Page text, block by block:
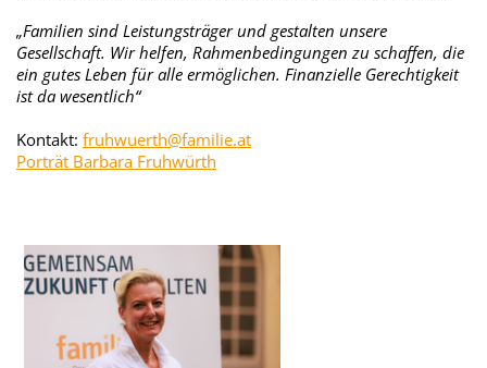
„Familien sind Leistungsträger und gestalten unsere
Gesellschaft. Wir helfen, Rahmenbedingungen zu schaffen, die
ein gutes Leben für alle ermöglichen. Finanzielle Gerechtigkeit
ist da wesentlich“
Kontakt: fruhwuerth@familie.at
Porträt Barbara Fruhwürth